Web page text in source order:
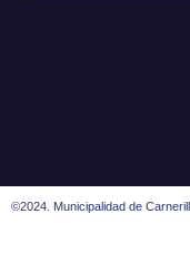
©2024. Municipalidad de